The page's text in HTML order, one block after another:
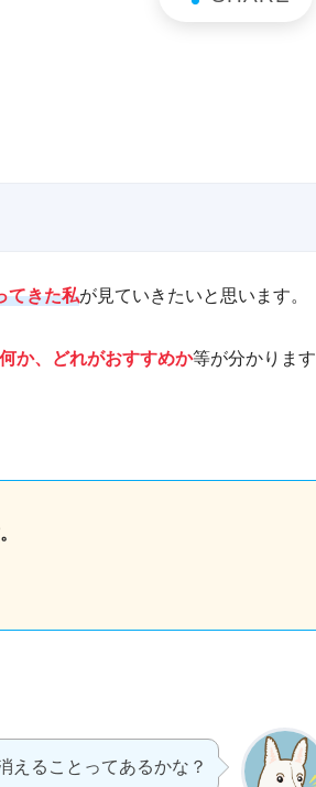
てきた私が見ていきたいと思います。
か、どれがおすすめか等が分かります
えることってあるかな？